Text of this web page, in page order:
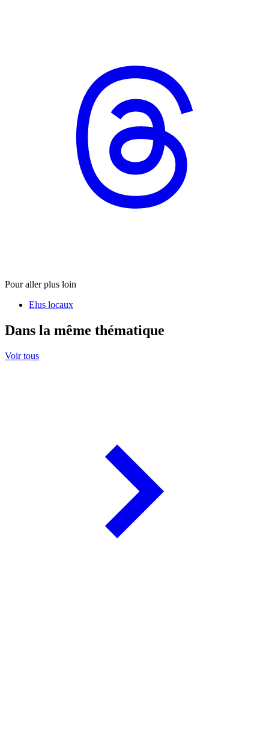
Pour aller plus loin
Elus locaux
Dans la même thématique
Voir tous